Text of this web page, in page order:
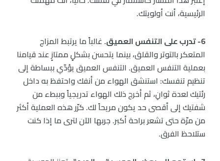
الرئيسية، أنت أولويتك.
6- تدرب على التنفس العميق.
غالباً ما يرتبط المزاج
المتعكر بالتوتر والقلق، بينما يتحسن بشكلٍ ممتازٍ عند قيامنا
بعملية التنفس العميق. التنفس العميق يؤدّي ببساطة إلى
تنظيم تنفسك: استنشق الهواء من أنفك واحتفظ به داخل
رئتيك لعدة ثوانِ، ثم أخرج ذلك الهواء تدريجياً وببطء من
شفتيك إلى أقصى حد يكون مريحاً لك. كرّر هذه العملية أكثر
من مرّة حتى تشعر براحة أكبر. جربها الآن لترى ما إذا كنت
ستلاحظ الفرق.